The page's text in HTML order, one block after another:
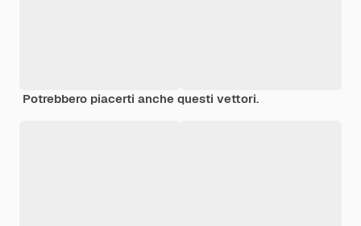
Potrebbero piacerti anche questi vettori.